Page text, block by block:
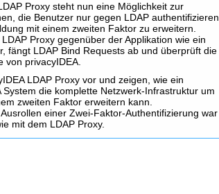
Proxy steht nun eine Möglichkeit zur
die Benutzer nur gegen LDAP authentifizieren
mit einem zweiten Faktor zu erweitern.
Proxy gegenüber der Applikation wie ein
fängt LDAP Bind Requests ab und überprüft die
von privacyIDEA.
LDAP Proxy vor und zeigen, wie ein
System die komplette Netzwerk-Infrastruktur um
zweiten Faktor erweitern kann.
einer Zwei-Faktor-Authentifizierung war
mit dem LDAP Proxy.